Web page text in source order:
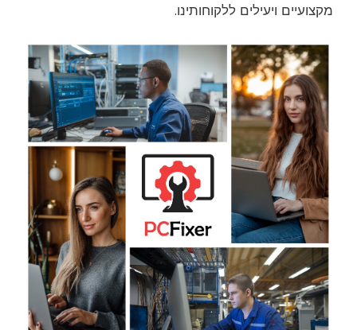
מקצועיים ויעילים ללקוחותינו.